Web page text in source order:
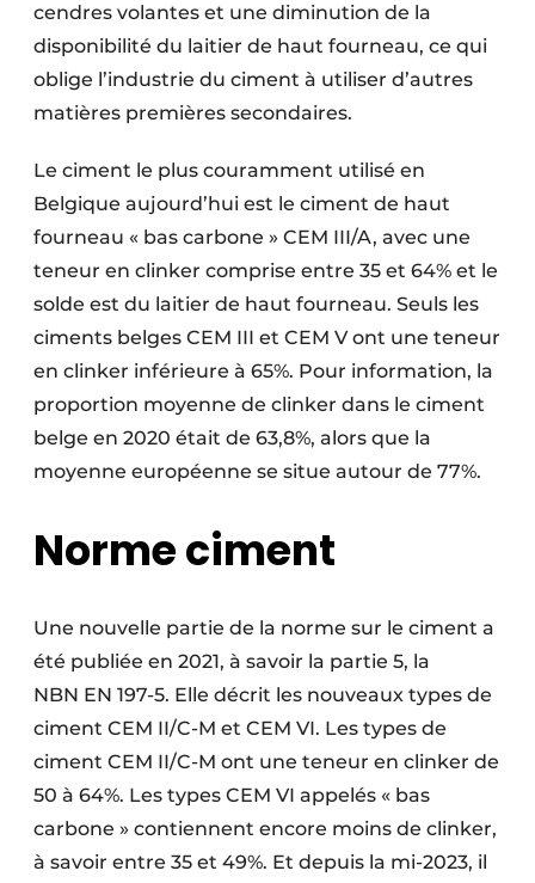
cendres volantes et une diminution de la
disponibilité du laitier de haut fourneau, ce qui
oblige l’industrie du ciment à utiliser d’autres
matières premières secondaires.
Le ciment le plus couramment utilisé en
Belgique aujourd’hui est le ciment de haut
fourneau « bas carbone » CEM III/A, avec une
teneur en clinker comprise entre 35 et 64% et le
solde est du laitier de haut fourneau. Seuls les
ciments belges CEM III et CEM V ont une teneur
en clinker inférieure à 65%. Pour information, la
proportion moyenne de clinker dans le ciment
belge en 2020 était de 63,8%, alors que la
moyenne européenne se situe autour de 77%.
Norme ciment
Une nouvelle partie de la norme sur le ciment a
été publiée en 2021, à savoir la partie 5, la
NBN EN 197-5. Elle décrit les nouveaux types de
ciment CEM II/C-M et CEM VI. Les types de
ciment CEM II/C-M ont une teneur en clinker de
50 à 64%. Les types CEM VI appelés « bas
carbone » contiennent encore moins de clinker,
à savoir entre 35 et 49%. Et depuis la mi-2023, il